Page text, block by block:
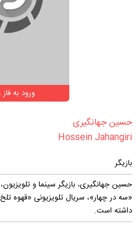
ورود به
‏حسین جهانگیری‏
Hossein Jahangiri
بازیگر
حسین جهانگیری، بازیگر سینما و
«سه در چهار»، سریال تلویزیونی «قهوه
داشته است.